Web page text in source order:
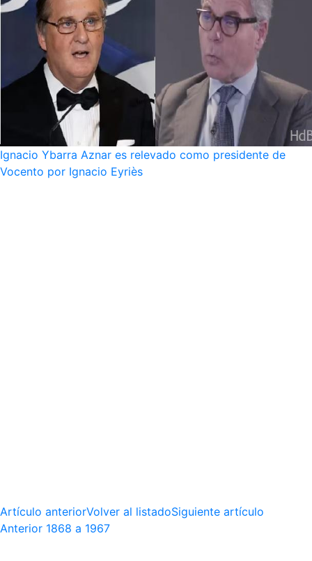
Ignacio Ybarra Aznar es relevado como presidente de
Vocento por Ignacio Eyriès
Artículo anteriorVolver al listadoSiguiente artículo
Anterior 1868 a 1967